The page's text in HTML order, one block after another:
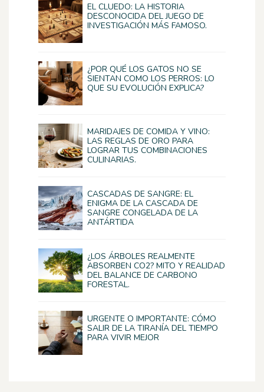
EL CLUEDO: LA HISTORIA
DESCONOCIDA DEL JUEGO DE
INVESTIGACIÓN MÁS FAMOSO.
¿POR QUÉ LOS GATOS NO SE
SIENTAN COMO LOS PERROS: LO
QUE SU EVOLUCIÓN EXPLICA?
MARIDAJES DE COMIDA Y VINO:
LAS REGLAS DE ORO PARA
LOGRAR TUS COMBINACIONES
CULINARIAS.
CASCADAS DE SANGRE: EL
ENIGMA DE LA CASCADA DE
SANGRE CONGELADA DE LA
ANTÁRTIDA
¿LOS ÁRBOLES REALMENTE
ABSORBEN CO2? MITO Y REALIDAD
DEL BALANCE DE CARBONO
FORESTAL.
URGENTE O IMPORTANTE: CÓMO
SALIR DE LA TIRANÍA DEL TIEMPO
PARA VIVIR MEJOR